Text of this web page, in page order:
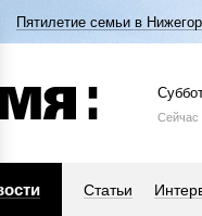
Пятилетие семьи в
Сейчас
Статьи